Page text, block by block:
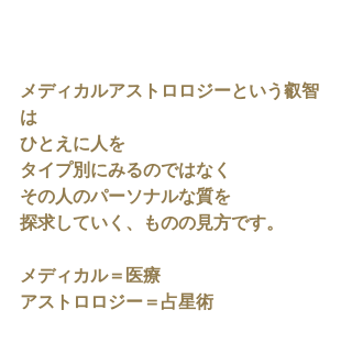
メディカルアストロロジーという叡智
は
ひとえに人を
タイプ別にみるのではなく
その人のパーソナルな質を
探求していく、ものの見方です。
メディカル＝医療
アストロロジー＝占星術